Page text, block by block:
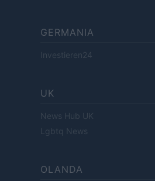
GERMANIA
Investieren24
UK
News Hub UK
Lgbtq News
OLANDA